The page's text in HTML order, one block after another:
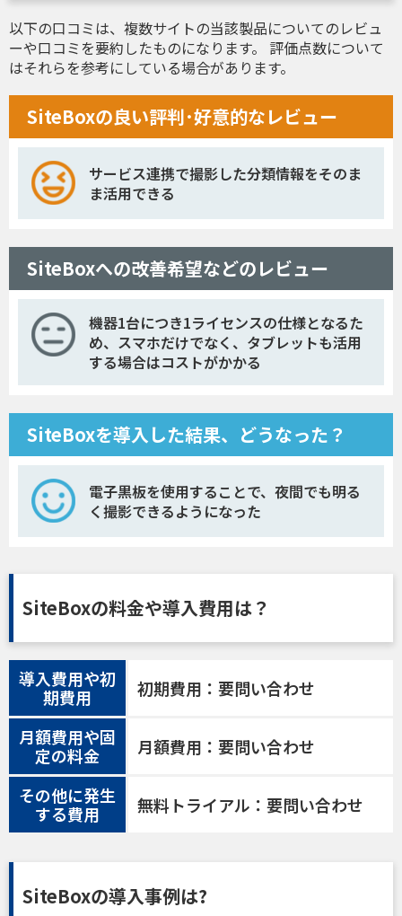
以下の口コミは、複数サイトの当該製品についてのレビュ
ーや口コミを要約したものになります。 評価点数について
はそれらを参考にしている場合があります。
SiteBoxの良い評判･好意的なレビュー
サービス連携で撮影した分類情報をそのま
ま活用できる
SiteBoxへの改善希望などのレビュー
機器1台につき1ライセンスの仕様となるた
め、スマホだけでなく、タブレットも活用
する場合はコストがかかる
SiteBoxを導入した結果、どうなった？
電子黒板を使用することで、夜間でも明る
く撮影できるようになった
SiteBoxの料金や導入費用は？
導入費用や初
期費用
初期費用：要問い合わせ
月額費用や固
定の料金
月額費用：要問い合わせ
その他に発生
する費用
無料トライアル：要問い合わせ
SiteBoxの導入事例は?